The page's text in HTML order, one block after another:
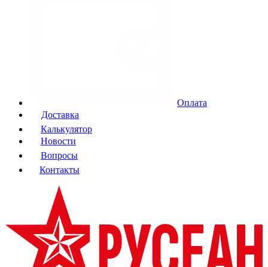
Оплата
Доставка
Калькулятор
Новости
Вопросы
Контакты